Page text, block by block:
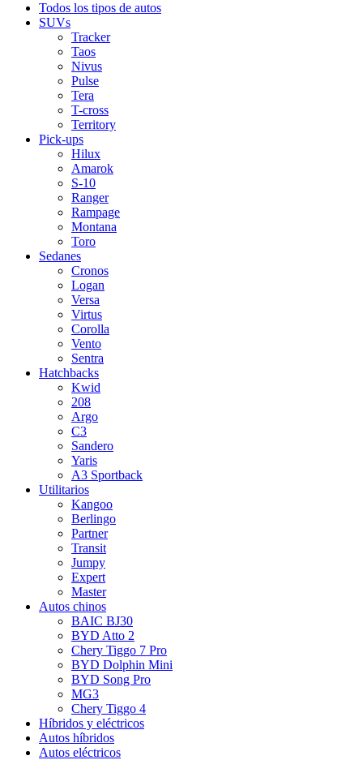
Todos los tipos de autos
SUVs
Tracker
Taos
Nivus
Pulse
Tera
T-cross
Territory
Pick-ups
Hilux
Amarok
S-10
Ranger
Rampage
Montana
Toro
Sedanes
Cronos
Logan
Versa
Virtus
Corolla
Vento
Sentra
Hatchbacks
Kwid
208
Argo
C3
Sandero
Yaris
A3 Sportback
Utilitarios
Kangoo
Berlingo
Partner
Transit
Jumpy
Expert
Master
Autos chinos
BAIC BJ30
BYD Atto 2
Chery Tiggo 7 Pro
BYD Dolphin Mini
BYD Song Pro
MG3
Chery Tiggo 4
Híbridos y eléctricos
Autos híbridos
Autos eléctricos